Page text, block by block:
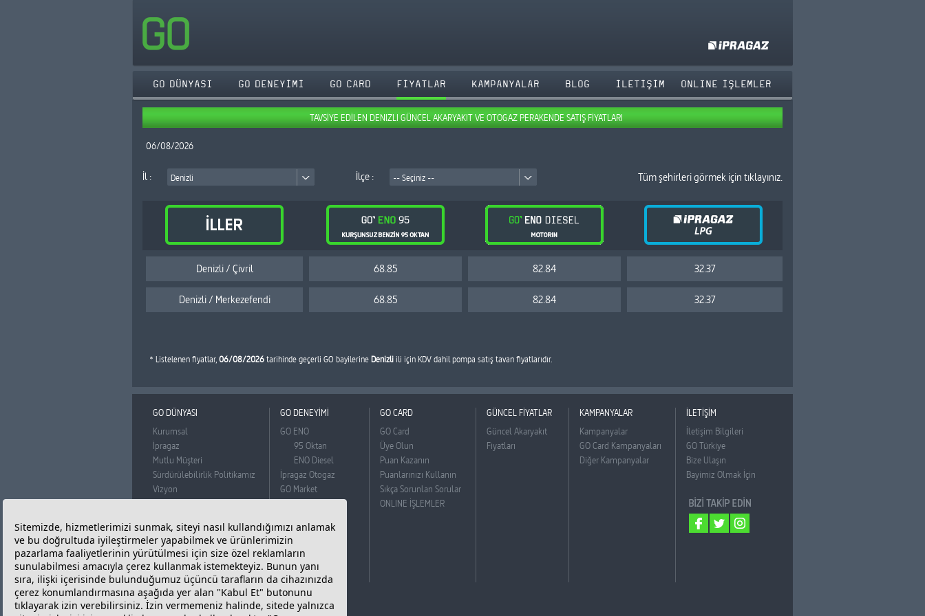
GO DÜNYASI GO DENEYİMİ GO CARD FİYATLAR KAMPANYALAR BLOG İLETİŞİM ONLINE İŞLEMLER
TAVSİYE EDİLEN DENIZLI GÜNCEL AKARYAKIT VE OTOGAZ PERAKENDE SATIŞ FİYATLARI
06/08/2026
İl : Denizli İlçe : -- Seçiniz -- Tüm şehirleri görmek için tıklayınız.
Denizli / Çivril 68.85 82.84 32.37
Denizli / Merkezefendi 68.85 82.84 32.37
* Listelenen fiyatlar,06/08/2026tarihinde geçerli GO bayilerineDenizli ili için KDV dahil pompa satış tavan fiyatlarıdır.
GO DÜNYASI
Kurumsal
İpragaz
Mutlu Müşteri
Sürdürülebilirlik Politikamız
Vizyon
Misyon
BADO
Basın Odası
Reklam Filmi
Bilgi Toplumu Hizmetleri
Kişisel Verilerin Korunması
Çerez Politikası ve Çerez
GO DENEYİMİ
GO ENO
95 Oktan
ENO Diesel
İpragaz Otogaz
GO Market
GO CARD
GO Card
Üye Olun
Puan Kazanın
Puanlarınızı Kullanın
Sıkça Sorunlan Sorular
ONLINE İŞLEMLER
GÜNCEL FİYATLAR
Güncel Akaryakıt
Fiyatları
KAMPANYALAR
Kampanyalar
GO Card Kampanyaları
Diğer Kampanyalar
İLETİŞİM
İletişim Bilgileri
GO Türkiye
Bize Ulaşın
Bayimiz Olmak İçin